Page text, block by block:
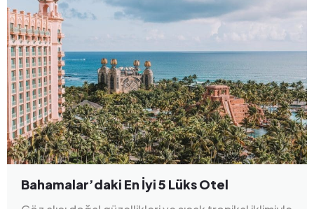
Bahamalar’daki En İyi 5 Lüks Otel